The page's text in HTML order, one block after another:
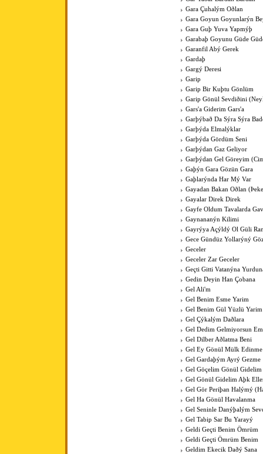
Gara Çuhalým Oðlan
Gara Goyun Goyunlarýn
Gara Guþ Yuva Yapmýþ
Garabaþ Goyunu Güde
Garanfil Abý Gerek
Gardaþ
Gargý Deresi
Garip
Garip Bir Kuþtu Gönlüm
Garip Gönül Sevdiðini
Gars'a Giderim Gars'a
Garþýbað Da Sýra Sýra
Garþýda Elmalýklar
Garþýda Gördüm Seni
Garþýdan Gaz Geliyor
Garþýdan Gel Göreyim
Gaþýn Gara Gözün Gara
Gaþlarýnda Har Mý Var
Gayadan Bakan Oðlan
Gayalar Direk Direk
Gayfe Oldum Tavalarda
Gaynananýn Kilimi
Gayrýya Açýldý Ol Güli
Gece Gündüz Yollarýný
Geceler
Geceler Zar Geceler
Geçti Gitti Vatanýna
Gedin Deyin Han Çobana
Gel Ali'm
Gel Benim Esme Yarim
Gel Benim Gül Yüzlü Yarim
Gel Çýkalým Daðlara
Gel Dedim Gelmiyorsun
Gel Dilber Aðlatma Beni
Gel Ey Gönül Mülk
Gel Gardaþým Ayrý Gezme
Gel Göçelim Gönül Gidelim
Gel Gönül Gidelim Aþk
Gel Gör Periþan Halýmý
Gel Ha Gönül Havalanma
Gel Seninle Danýþalým
Gel Tabip Sar Bu Yarayý
Geldi Geçti Benim Ömrüm
Geldi Geçti Ömrüm Benim
Geldim Ekecik Daðý Sana